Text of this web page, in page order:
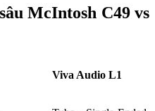
McIntosh C49 vs
Viva Audio L1